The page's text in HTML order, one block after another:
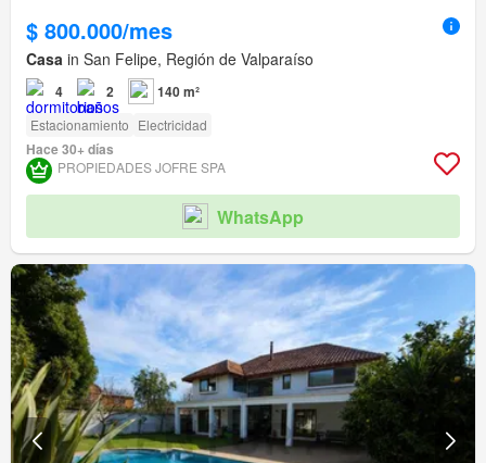
$ 800.000/mes
Casa in San Felipe, Región de Valparaíso
4 2 140 m²
Estacionamiento Electricidad
Hace 30+ días
PROPIEDADES JOFRE SPA
WhatsApp